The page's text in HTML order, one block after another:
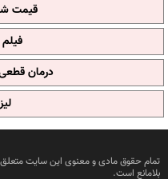
قیمت
درمان
تمام حقوق مادی و معنوی این سایت متعلق
بلامانع است.